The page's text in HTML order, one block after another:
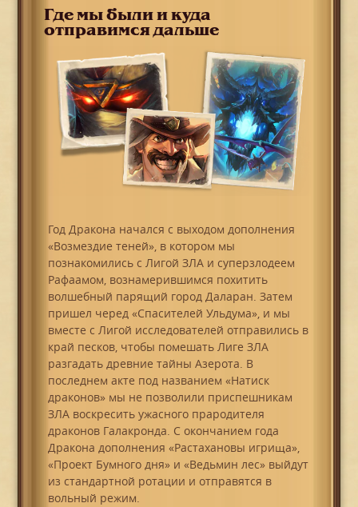
Где мы были и куда
отправимся дальше
Год Дракона начался с выходом дополнения
«Возмездие теней», в котором мы
познакомились с Лигой ЗЛА и суперзлодеем
Рафаамом, вознамерившимся похитить
волшебный парящий город Даларан. Затем
пришел черед «Спасителей Ульдума», и мы
вместе с Лигой исследователей отправились в
край песков, чтобы помешать Лиге ЗЛА
разгадать древние тайны Азерота. В
последнем акте под названием «Натиск
драконов» мы не позволили приспешникам
ЗЛА воскресить ужасного прародителя
драконов Галакронда. С окончанием года
Дракона дополнения «Растахановы игрища»,
«Проект Бумного дня» и «Ведьмин лес» выйдут
из стандартной ротации и отправятся в
вольный режим.